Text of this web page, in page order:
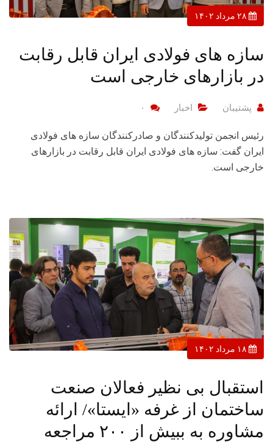
سازه های فولادی ایران قابل رقابت
در بازارهای خارجی است
پشتیبان اخبار ۰
رئیس انجمن تولیدکنندگان و صادرکنندگان سازه های فولادی
ایران گفت: سازه های فولادی ایران قابل رقابت در بازارهای
خارجی است.
استقبال بی نظیر فعالان صنعت
ساختمان از غرفه «ایستا»/ ارائه
مشاوره به ببیش از ۲۰۰ مراجعه